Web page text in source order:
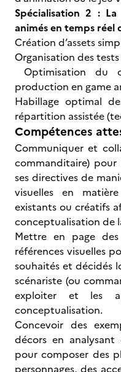
Spécialisation 2 :
animés en temps réel
Création d’assets
Organisation des
Optimisation du
production en game
Habillage optimal
répartition assistée
Compétences
Communiquer et
commanditaire)
ses directives de
visuelles en
existants ou créatifs
conceptualisation de
Mettre en page
références visuelles
souhaités et décidés
scénariste (ou
exploiter et les
conceptualisation.
Concevoir des
décors en
pour composer des
personnages, des